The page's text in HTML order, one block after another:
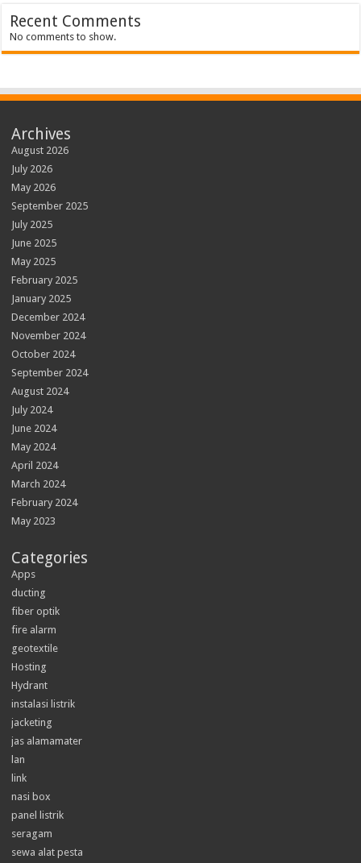
Recent Comments
No comments to show.
Archives
August 2026
July 2026
May 2026
September 2025
July 2025
June 2025
May 2025
February 2025
January 2025
December 2024
November 2024
October 2024
September 2024
August 2024
July 2024
June 2024
May 2024
April 2024
March 2024
February 2024
May 2023
Categories
Apps
ducting
fiber optik
fire alarm
geotextile
Hosting
Hydrant
instalasi listrik
jacketing
jas alamamater
lan
link
nasi box
panel listrik
seragam
sewa alat pesta